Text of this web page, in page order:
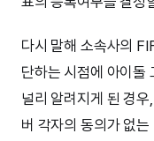
다시 말해 소속사의
단하는 시점에 아이돌
널리 알려지게 된 경
버 각자의 동의가 없